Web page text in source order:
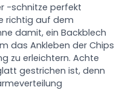
-schnitze perfekt
richtig auf dem
damit, ein Backblech
das Ankleben der Chips
zu erleichtern. Achte
gestrichen ist, denn